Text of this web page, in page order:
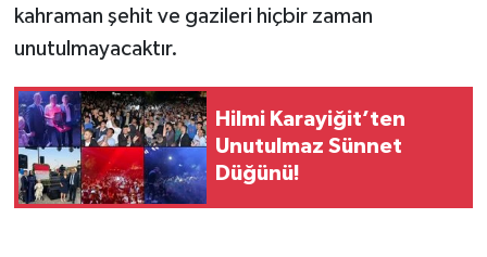
kahraman şehit ve gazileri hiçbir zaman
unutulmayacaktır.
Hilmi Karayiğit’ten
Unutulmaz Sünnet
Düğünü!